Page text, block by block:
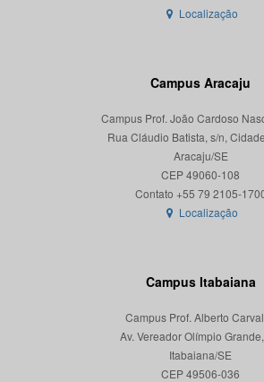
Localização
Campus Aracaju
Campus Prof. João Cardoso
Rua Cláudio Batista, s/n,
Aracaju/SE
CEP 49060-108
Localização
Campus Itabaiana
Campus Prof. Alberto
Av. Vereador Olímpio
Itabaiana/SE
CEP 49506-036